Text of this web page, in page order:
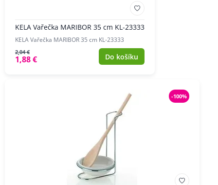
KELA Vařečka MARIBOR 35 cm KL-23333
KELA Vařečka MARIBOR 35 cm KL-23333
2,04 €
1,88 € Do košíku
-100%